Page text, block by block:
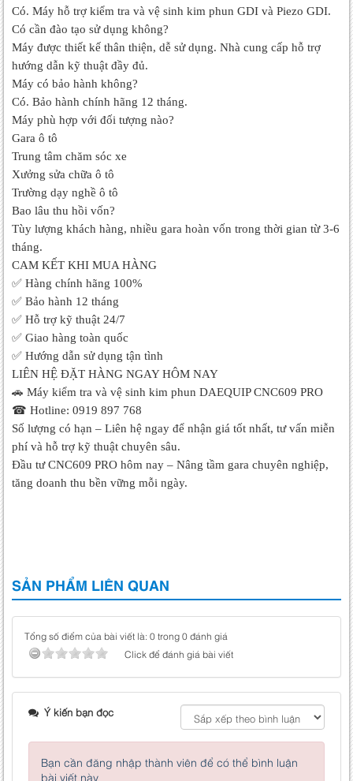
Có. Máy hỗ trợ kiểm tra và vệ sinh kim phun GDI và Piezo GDI.
Có cần đào tạo sử dụng không?
Máy được thiết kế thân thiện, dễ sử dụng. Nhà cung cấp hỗ trợ
hướng dẫn kỹ thuật đầy đủ.
Máy có bảo hành không?
Có. Bảo hành chính hãng 12 tháng.
Máy phù hợp với đối tượng nào?
Gara ô tô
Trung tâm chăm sóc xe
Xưởng sửa chữa ô tô
Trường dạy nghề ô tô
Bao lâu thu hồi vốn?
Tùy lượng khách hàng, nhiều gara hoàn vốn trong thời gian từ 3-6
tháng.
CAM KẾT KHI MUA HÀNG
✅ Hàng chính hãng 100%
✅ Bảo hành 12 tháng
✅ Hỗ trợ kỹ thuật 24/7
✅ Giao hàng toàn quốc
✅ Hướng dẫn sử dụng tận tình
LIÊN HỆ ĐẶT HÀNG NGAY HÔM NAY
🚗 Máy kiểm tra và vệ sinh kim phun DAEQUIP CNC609 PRO
☎ Hotline: 0919 897 768
Số lượng có hạn – Liên hệ ngay để nhận giá tốt nhất, tư vấn miễn
phí và hỗ trợ kỹ thuật chuyên sâu.
Đầu tư CNC609 PRO hôm nay – Nâng tầm gara chuyên nghiệp,
tăng doanh thu bền vững mỗi ngày.
SẢN PHẨM LIÊN QUAN
Tổng số điểm của bài viết là: 0 trong 0 đánh giá
Click để đánh giá bài viết
Ý kiến bạn đọc
Bạn cần đăng nhập thành viên để có thể bình luận
bài viết này